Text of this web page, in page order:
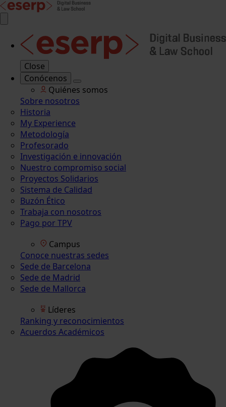
Close
Conócenos
Quiénes somos
Sobre nosotros
Historia
My Experience
Metodología
Profesorado
Investigación e innovación
Nuestro compromiso social
Proyectos Solidarios
Sistema de Calidad
Buzón Ético
Trabaja con nosotros
Pago por TPV
Campus
Conoce nuestras sedes
Sede de Barcelona
Sede de Madrid
Sede de Mallorca
Líderes
Ranking y reconocimientos
Acuerdos Académicos